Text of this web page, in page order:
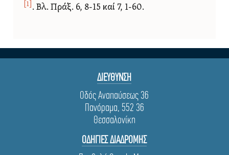
[1] . Βλ. Πράξ. 6, 8-15 καί 7, 1-60.
ΔΙΕΥΘΥΝΣΗ
Οδός Αναπαύσεως 36
Πανόραμα, 552 36
Θεσσαλονίκη
ΟΔΗΓΙΕΣ ΔΙΑΔΡΟΜΗΣ